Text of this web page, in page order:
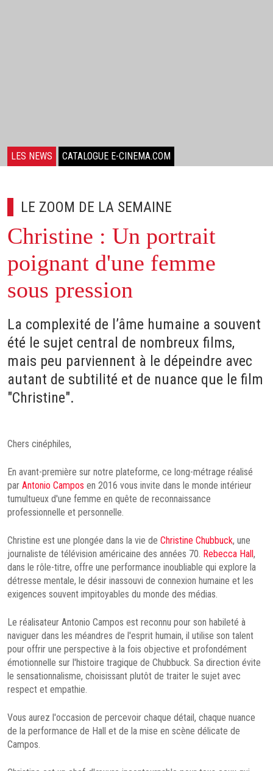
LES NEWS CATALOGUE E-CINEMA.COM
LE ZOOM DE LA SEMAINE
Christine : Un portrait
poignant d'une femme
sous pression
La complexité de l’âme humaine a souvent
été le sujet central de nombreux films,
mais peu parviennent à le dépeindre avec
autant de subtilité et de nuance que le film
"Christine".
Chers cinéphiles,
En avant-première sur notre plateforme, ce long-métrage réalisé
par Antonio Campos en 2016 vous invite dans le monde intérieur
tumultueux d'une femme en quête de reconnaissance
professionnelle et personnelle.
Christine est une plongée dans la vie de Christine Chubbuck, une
journaliste de télévision américaine des années 70. Rebecca Hall ,
dans le rôle-titre, offre une performance inoubliable qui explore la
détresse mentale, le désir inassouvi de connexion humaine et les
exigences souvent impitoyables du monde des médias.
Le réalisateur Antonio Campos est reconnu pour son habileté à
naviguer dans les méandres de l'esprit humain, il utilise son talent
pour offrir une perspective à la fois objective et profondément
émotionnelle sur l'histoire tragique de Chubbuck. Sa direction évite
le sensationnalisme, choisissant plutôt de traiter le sujet avec
respect et empathie.
Vous aurez l'occasion de percevoir chaque détail, chaque nuance
de la performance de Hall et de la mise en scène délicate de
Campos.